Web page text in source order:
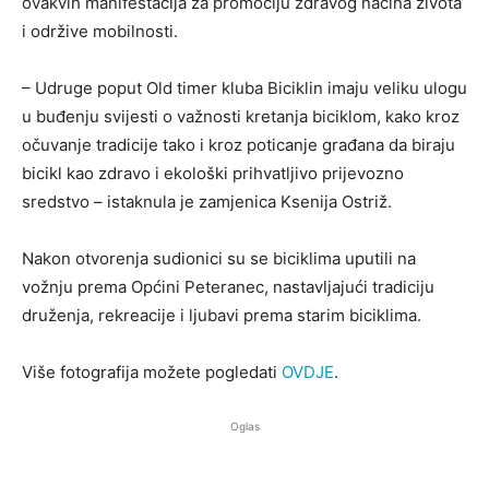
i održive mobilnosti.
– Udruge poput Old timer kluba Biciklin imaju veliku ulogu
u buđenju svijesti o važnosti kretanja biciklom, kako kroz
očuvanje tradicije tako i kroz poticanje građana da biraju
bicikl kao zdravo i ekološki prihvatljivo prijevozno
sredstvo – istaknula je zamjenica Ksenija Ostriž.
Nakon otvorenja sudionici su se biciklima uputili na
vožnju prema Općini Peteranec, nastavljajući tradiciju
druženja, rekreacije i ljubavi prema starim biciklima.
Više fotografija možete pogledati OVDJE.
Oglas